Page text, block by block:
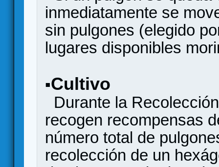
inmediatamente se
sin pulgones (elegido
lugares disponibles
▪Cultivo
Durante la
recogen recompensas
número total de
recolección de un